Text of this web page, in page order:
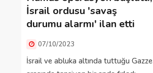
İsrail ordusu 'savaş
durumu alarmı' ilan etti
07/10/2023
İsrail ve abluka altında tuttuğu Gazze